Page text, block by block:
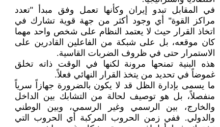
في المقابل تبدو إيران وكأنها تعمل وفق مبدأ "تعدد
مراكز القوة" أي وجود أكثر من جهة قوية تشارك في
اتخاذ القرار حيث لا يعتمد النظام على شخص واحد مهما
كان موقعه، بل على شبكة من الفاعلين القادرين على
الاستمرار حتى في ظروف الضربات القاسية.
هذه البنية تمنحها مرونة لكنها في الوقت ذاته تخلق
غموضاً في تحديد من يتخذ القرار النهائي فعلاً.
ما يسمى بإدارة الظل قد لا يكون بالضرورة جهازاً سرياً
منفصلاً، بل هو توصيف لحالة من التشابك بين الداخل
والخارج، بين الرسمي وغير الرسمي، وبين الوطني
والدولي. ففي زمن الحروب المركبة أي الحروب التي